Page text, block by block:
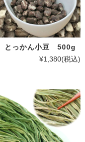
とっかん小豆 500g
¥1,380(税込)